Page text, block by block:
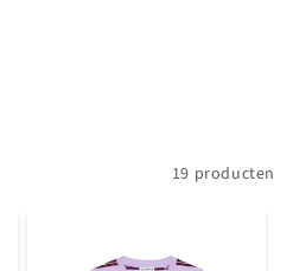
19 producten